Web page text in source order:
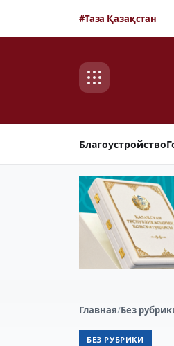
#Таза Қазақстан
Благоустройство
Главная/Без
БЕЗ РУБРИКИ